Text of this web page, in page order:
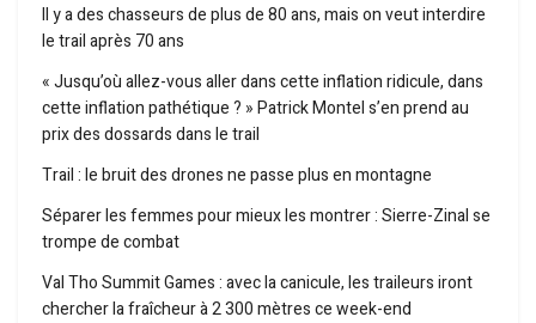
Il y a des chasseurs de plus de 80 ans, mais on veut interdire
le trail après 70 ans
« Jusqu’où allez-vous aller dans cette inflation ridicule, dans
cette inflation pathétique ? » Patrick Montel s’en prend au
prix des dossards dans le trail
Trail : le bruit des drones ne passe plus en montagne
Séparer les femmes pour mieux les montrer : Sierre-Zinal se
trompe de combat
Val Tho Summit Games : avec la canicule, les traileurs iront
chercher la fraîcheur à 2 300 mètres ce week-end